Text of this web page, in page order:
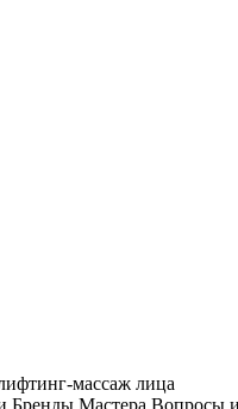
массаж лица
Бренды Мастера Вопросы